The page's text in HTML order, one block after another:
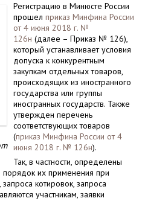
Регистрацию в Минюсте России
прошел приказ Минфина России
от 4 июня 2018 г. №
126н (далее – Приказ № 126),
который устанавливает условия
допуска к конкурентным
закупкам отдельных товаров,
происходящих из иностранного
государства или группы
иностранных государств. Также
утвержден перечень
соответствующих товаров
(приказ Минфина России от 4
июня 2018 г. № 126н).
Так, в частности, определены
их применения при
котировок, запроса
участникам, заявки